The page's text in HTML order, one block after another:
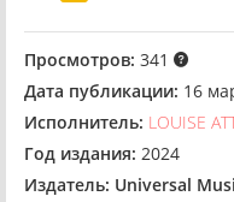
Просмотров: 341
Дата публикации: 16
Исполнитель: LOUISE
Год издания: 2024
Издатель: Universal